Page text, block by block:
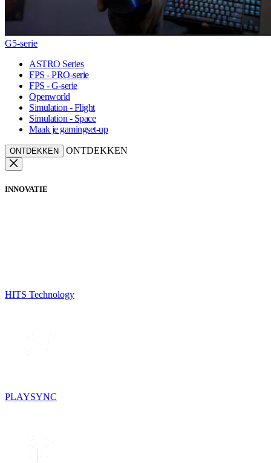
G5-serie
ASTRO Series
FPS - PRO-serie
FPS - G-serie
Openworld
Simulation - Flight
Simulation - Space
Maak je gamingset-up
ONTDEKKEN ONTDEKKEN
INNOVATIE
HITS Technology
PLAYSYNC